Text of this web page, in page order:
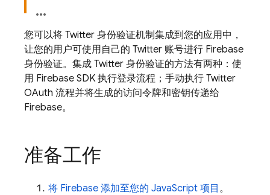
您可以将 Twitter 身份验证机制集成到您的应用中，
让您的用户可使用自己的 Twitter 账号进行 Firebase
身份验证。集成 Twitter 身份验证的方法有两种：使
用 Firebase SDK 执行登录流程；手动执行 Twitter
OAuth 流程并将生成的访问令牌和密钥传递给
Firebase。
准备工作
将 Firebase 添加至您的 JavaScript 项目 。